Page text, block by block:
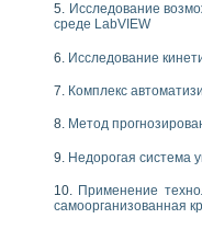
практикумов на
практикума по
по электротехнике в
частотного анализа для
«Технологии NATIONAL
постоянного тока
ИИС на базе
Исследование
среде LabVIEW
Исследование
Комплекс
Метод
Недорогая система
Применение
самоорганизованная